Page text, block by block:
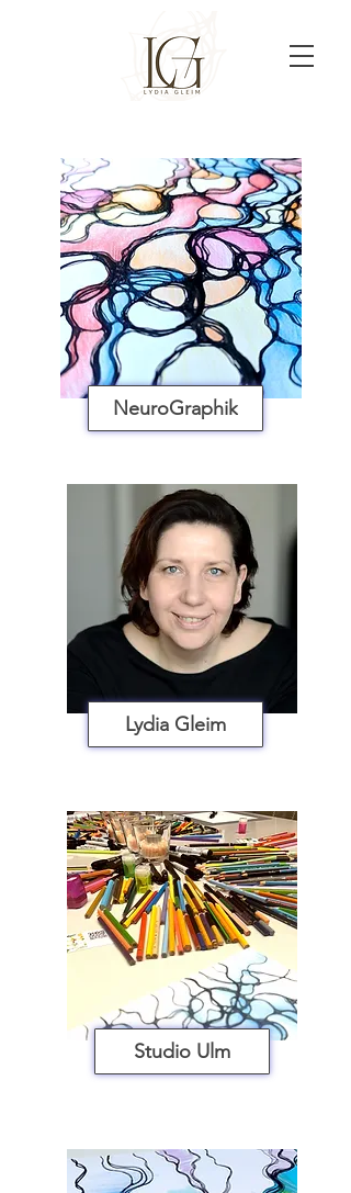
NeuroGraphik
Lydia Gleim
Studio Ulm